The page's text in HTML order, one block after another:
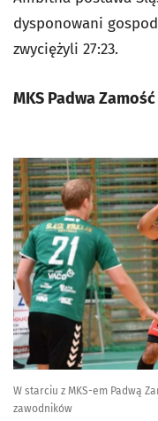
dysponowani
zwyciężyli 27:23.
MKS Padwa Zamość
W starciu z MKS-em Padwą
zawodników